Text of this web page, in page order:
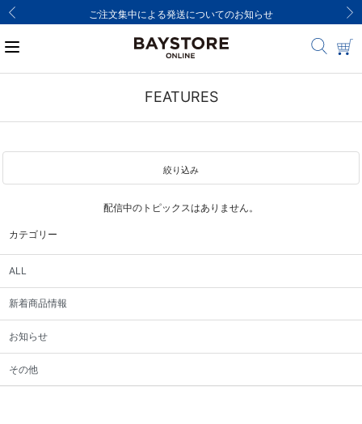
ご注文集中による発送についてのお知らせ
カテゴリー
ALL
新着商品情報
お知らせ
その他
FEATURES
絞り込み
配信中のトピックスはありません。